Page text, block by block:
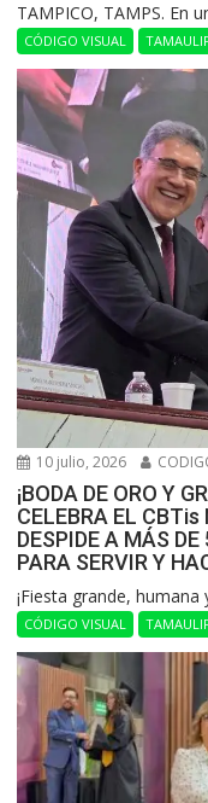
​TAMPICO, TAMPS. En
CÓDIGO VISUAL
10 julio, 2026
¡BODA DE ORO Y
CELEBRA EL
DESPIDE A MÁS
PARA SERVIR Y
​¡Fiesta grande,
CÓDIGO VISUAL